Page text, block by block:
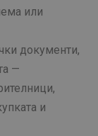
или
документи,
—
и